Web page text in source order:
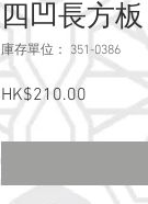
四凹長方板
庫存單位： 351-0386
HK$210.00
格